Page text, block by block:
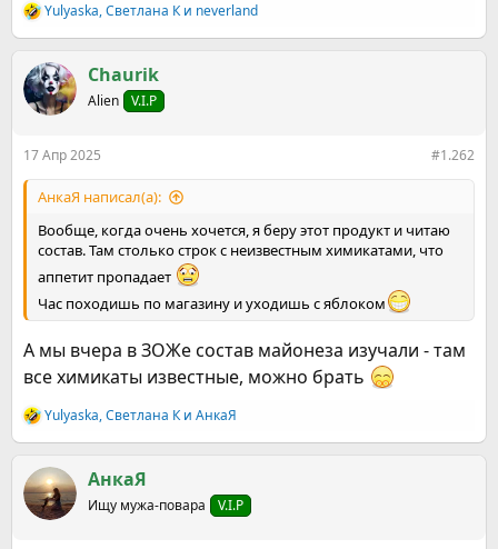
Р
е
к
ц
и
Yulyaska,Светлана Ки neverland
Chaurik
Alien V.I.P
17 Апр 2025 #1.262
АнкаЯ написал(а):
Вообще, когда очень хочется, я беру этот продукт и читаю
состав. Там столько строк с неизвестным химикатами, что
аппетит пропадает
Час походишь по магазину и уходишь с яблоком
А мы вчера в ЗОЖе состав майонеза изучали - там
все химикаты известные, можно брать
Р
е
к
ц
и
Yulyaska,Светлана Ки АнкаЯ
АнкаЯ
Ищу мужа-повара V.I.P